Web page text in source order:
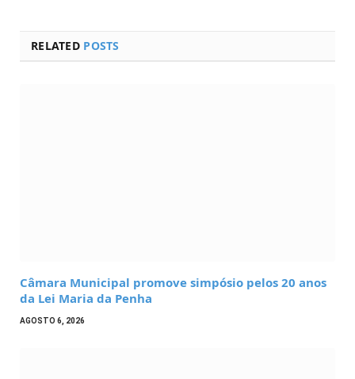
RELATED POSTS
Câmara Municipal promove simpósio pelos 20 anos
da Lei Maria da Penha
AGOSTO 6, 2026